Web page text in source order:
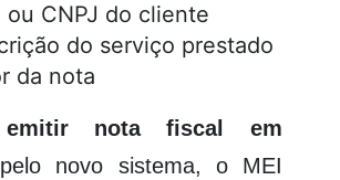
ou CNPJ do cliente
do serviço prestado
da nota
emitir nota fiscal em
novo sistema, o MEI